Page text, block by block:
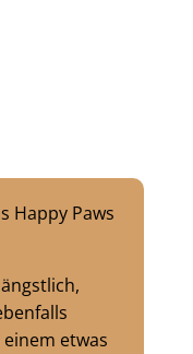
Happy Paws
etwas